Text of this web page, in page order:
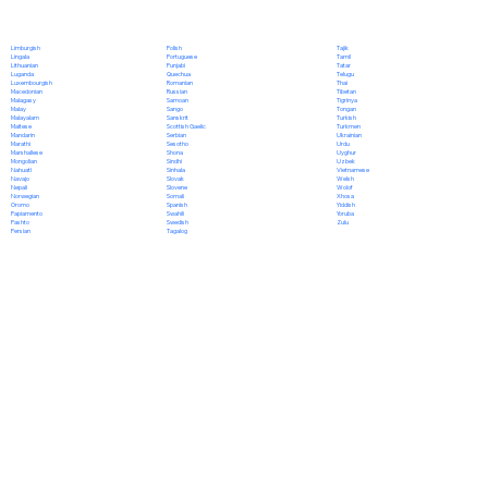
Limburgish
Lingala
Lithuanian
Luganda
Luxembourgish
Macedonian
Malagasy
Malay
Malayalam
Maltese
Mandarin
Marathi
Marshallese
Mongolian
Nahuatl
Navajo
Nepali
Norwegian
Oromo
Papiamento
Pashto
Persian
Polish
Portuguese
Punjabi
Quechua
Romanian
Russian
Samoan
Sango
Sanskrit
Scottish Gaelic
Serbian
Sesotho
Shona
Sindhi
Sinhala
Slovak
Slovene
Somali
Spanish
Swahili
Swedish
Tagalog
Tajik
Tamil
Tatar
Telugu
Thai
Tibetan
Tigrinya
Tongan
Turkish
Turkmen
Ukrainian
Urdu
Uyghur
Uzbek
Vietnamese
Welsh
Wolof
Xhosa
Yiddish
Yoruba
Zulu